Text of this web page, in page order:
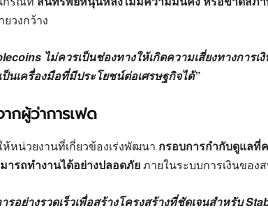
วงกว้าง
ไม่ควรเป็นช่องทางให้เกิดความเสี่ยงทางการ
นเครื่องมือที่มีประโยชน์ต่อเศรษฐกิจได้”
กผู้ว่าการเฟด
ห้หน่วยงานที่เกี่ยวข้องเร่งพัฒนา กรอบการกำกับดูแลที่
ารถทำงานได้อย่างปลอดภัยภายในระบบการเงินของ
ารอย่างรวดเร็วเพื่อสร้างโครงสร้างที่ชัดเจนสำหรับ